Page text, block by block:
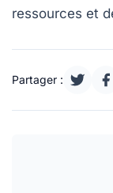
ressources et
Partager :